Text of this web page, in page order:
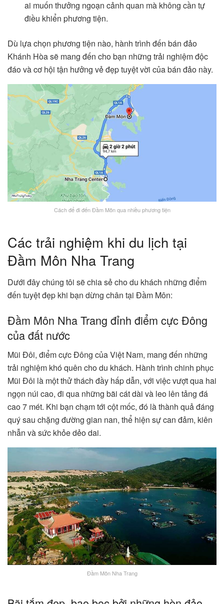
ai muốn thưởng ngoạn cảnh quan mà không cần tự
điều khiển phương tiện.
Dù lựa chọn phương tiện nào, hành trình đến bán đảo
Khánh Hòa sẽ mang đến cho bạn những trải nghiệm độc
đáo và cơ hội tận hưởng vẻ đẹp tuyệt vời của bán đảo này.
Cách để đi đến Đầm Môn qua nhiều phương tiện
Các trải nghiệm khi du lịch tại
Đầm Môn Nha Trang
Dưới đây chúng tôi sẽ chia sẻ cho du khách những điểm
đến tuyệt đẹp khi bạn dừng chân tại Đầm Môn:
Đầm Môn Nha Trang đỉnh điểm cực Đông
của đất nước
Mũi Đôi, điểm cực Đông của Việt Nam, mang đến những
trải nghiệm khó quên cho du khách. Hành trình chinh phục
Mũi Đôi là một thử thách đầy hấp dẫn, với việc vượt qua hai
ngọn núi cao, đi qua những bãi cát dài và leo lên tảng đá
cao 7 mét. Khi bạn chạm tới cột mốc, đó là thành quả đáng
quý sau chặng đường gian nan, thể hiện sự can đảm, kiên
nhẫn và sức khỏe dẻo dai.
Đầm Môn Nha Trang